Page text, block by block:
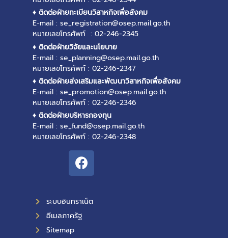
♦ ติดต่อฝ่ายทะเบียนวิสาหกิจเพื่อสังคม
E-mail : se_registration@osep.mail.go.th
หมายเลขโทรศัพท์ : 02-246-2345
♦ ติดต่อฝ่ายวิจัยและนโยบาย
E-mail : se_planning@osep.mail.go.th
หมายเลขโทรศัพท์ : 02-246-2347
♦ ติดต่อฝ่ายส่งเสริมและพัฒนาวิสาหกิจเพื่อสังคม
E-mail : se_promotion@osep.mail.go.th
หมายเลขโทรศัพท์ : 02-246-2346
♦ ติดต่อฝ่ายบริหารกองทุน
E-mail : se_fund@osep.mail.go.th
หมายเลขโทรศัพท์ : 02-246-2348
ระบบอินทราเน็ต
อีเมลภาครัฐ
Sitemap